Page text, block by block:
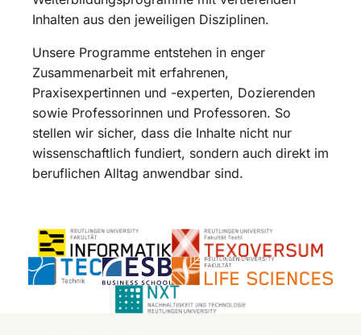
Inhalten aus den jeweiligen Disziplinen.
Unsere Programme entstehen in enger
Zusammenarbeit mit erfahrenen,
Praxisexpertinnen und -experten, Dozierenden
sowie Professorinnen und Professoren. So
stellen wir sicher, dass die Inhalte nicht nur
wissenschaftlich fundiert, sondern auch direkt im
beruflichen Alltag anwendbar sind.